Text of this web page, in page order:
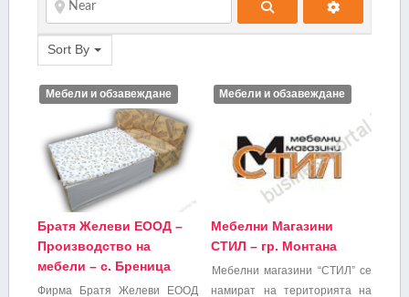
Sort By
Мебели и обзавеждане
Братя Желеви ЕООД –
Производство на
мебели – с. Бреница
Фирма Братя Желеви ЕООД
Мебели и обзавеждане
Мебелни Магазини
СТИЛ – гр. Монтана
Мебелни магазини “СТИЛ” се
намират на територията на